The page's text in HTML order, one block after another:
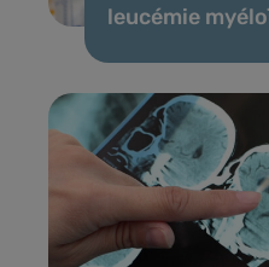
leucémie